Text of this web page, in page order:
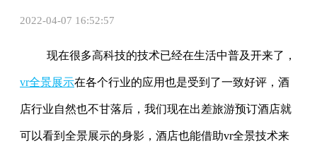
2022-04-07 16:52:57
现在很多高科技的技术已经在生活中普及开来了，
vr全景展示在各个行业的应用也是受到了一致好评，酒
店行业自然也不甘落后，我们现在出差旅游预订酒店就
可以看到全景展示的身影，酒店也能借助vr全景技术来